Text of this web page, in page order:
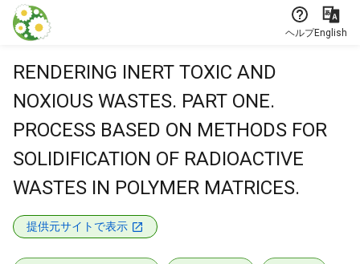
本文に飛ぶ
ヘルプEnglish
RENDERING INERT TOXIC AND
NOXIOUS WASTES. PART ONE.
PROCESS BASED ON METHODS FOR
SOLIDIFICATION OF RADIOACTIVE
WASTES IN POLYMER MATRICES.
提供元サイトで表示